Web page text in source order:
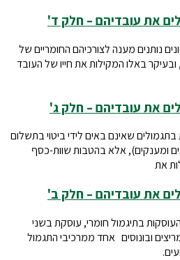
את עובדיהם – חלק ד'
נותנים מענה לצורכיהם החומריים של
באלו המקילות את חייו של העובד
את עובדיהם – חלק ג'
שאינם באים לידי ביטוי בתשלום
ומענקים), אלא בהטבות שוות-כסף
את
את עובדיהם – חלק ב'
בתיגמול חומרי, עוסקת בשני
ובונוסים אחד ממרכיבי התגמול